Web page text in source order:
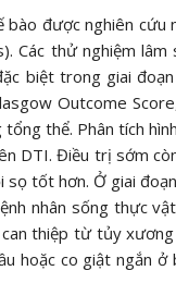
được nghiên cứu
Các thử nghiệm lâm
biệt trong giai đoạn
Outcome
thể. Phân tích
DTI. Điều trị sớm
tốt hơn. Ở giai
nhân sống thực
thiệp từ tủy xương
hoặc co giật ngắn ở